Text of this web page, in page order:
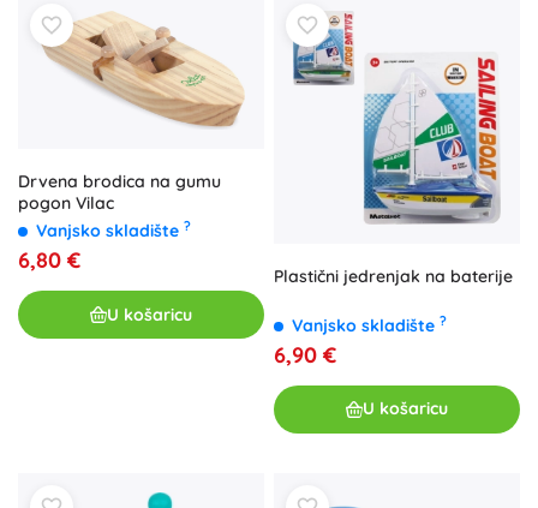
Drvena brodica na gumu
pogon Vilac
Vanjsko skladište ?
6,80 €
U košaricu
Plastični jedrenjak na baterije
Vanjsko skladište ?
6,90 €
U košaricu